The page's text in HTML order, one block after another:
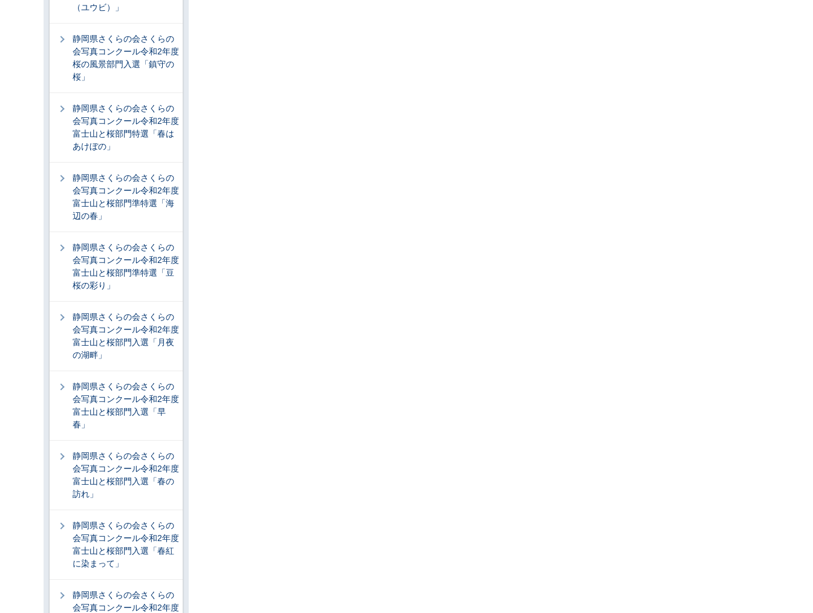
（ユウビ）」
静岡県さくらの会さくらの
会写真コンクール令和2年度
桜の風景部門入選「鎮守の
桜」
静岡県さくらの会さくらの
会写真コンクール令和2年度
富士山と桜部門特選「春は
あけぼの」
静岡県さくらの会さくらの
会写真コンクール令和2年度
富士山と桜部門準特選「海
辺の春」
静岡県さくらの会さくらの
会写真コンクール令和2年度
富士山と桜部門準特選「豆
桜の彩り」
静岡県さくらの会さくらの
会写真コンクール令和2年度
富士山と桜部門入選「月夜
の湖畔」
静岡県さくらの会さくらの
会写真コンクール令和2年度
富士山と桜部門入選「早
春」
静岡県さくらの会さくらの
会写真コンクール令和2年度
富士山と桜部門入選「春の
訪れ」
静岡県さくらの会さくらの
会写真コンクール令和2年度
富士山と桜部門入選「春紅
に染まって」
静岡県さくらの会さくらの
会写真コンクール令和2年度